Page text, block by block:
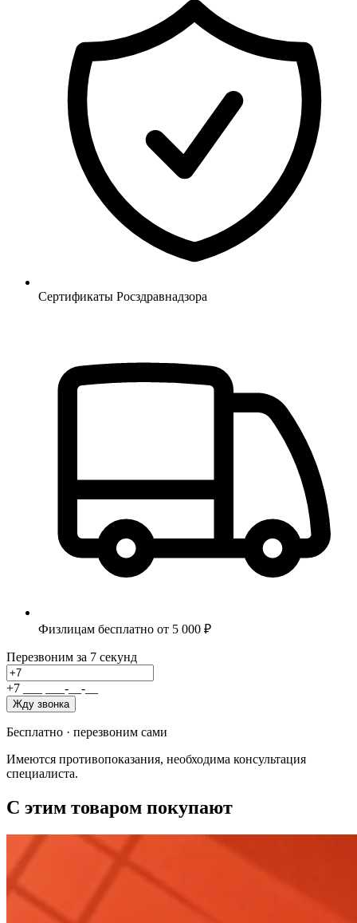
Сертификаты Росздравнадзора
Физлицам бесплатно от 5 000 ₽
Перезвоним за 7 секунд
+7 - -
Жду звонка
Бесплатно · перезвоним сами
Имеются противопоказания, необходима консультация
специалиста.
С этим товаром покупают